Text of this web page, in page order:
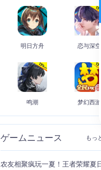
明日方舟 恋与深空
鸣潮 梦幻西游
ゲームニュース もっ
农友相聚疯玩一夏！王者荣耀夏